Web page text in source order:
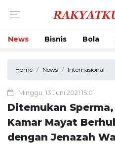
News Bisnis Bola
Home News Internasional
Minggu, 13 Juni 2021 15:01
Ditemukan
Kamar Mayat
dengan Jenazah